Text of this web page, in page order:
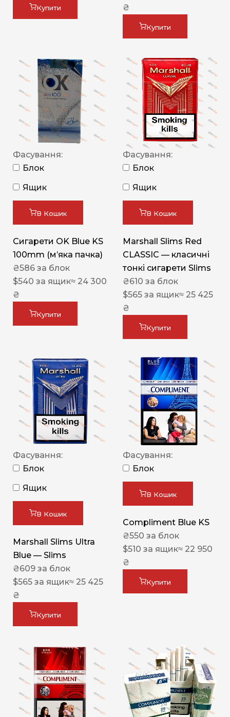
Купити
₴
Купити
Фасування:
Блок
Ящик
В Кошик
Сигарети OK Blue KS
100mm (м’яка пачка)
₴586 за блок
$540 за ящик≈ 24 300
₴
Купити
Фасування:
Блок
Ящик
В Кошик
Marshall Slims Red
CLASSIC — класичні
тонкі сигарети Slims
₴610 за блок
$565 за ящик≈ 25 425
₴
Купити
Фасування:
Блок
Ящик
В Кошик
Marshall Slims Ultra
Blue — Slims
₴609 за блок
$565 за ящик≈ 25 425
₴
Купити
Фасування:
Блок
В Кошик
Compliment Blue KS
₴550 за блок
$510 за ящик≈ 22 950
₴
Купити